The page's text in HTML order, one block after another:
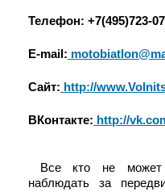
Телефон: +7(495)723-
E-mail:
Сайт: http://
ВКонтакте: http://
Все кто не может
наблюдать за